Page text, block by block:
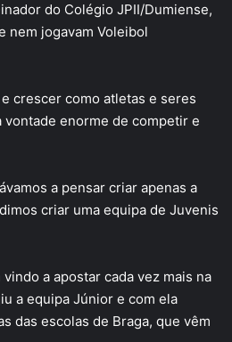
do Colégio JPII/Dumiense,
nem jogavam Voleibol
crescer como atletas e seres
vontade enorme de competir e
a pensar criar apenas a
criar uma equipa de Juvenis
a apostar cada vez mais na
a equipa Júnior e com ela
das escolas de Braga, que vêm